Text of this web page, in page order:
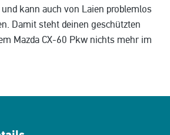
und kann auch von Laien problemlos
Damit steht deinen geschützten
Mazda CX-60 Pkw nichts mehr im